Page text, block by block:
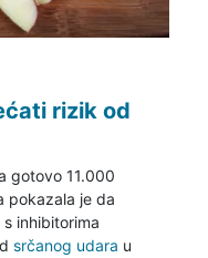
rizik od
gotovo 11.000
pokazala je da
inhibitorima
srčanog udara u